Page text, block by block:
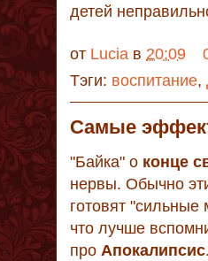
детей
от Lucia в 20:09
Тэги: воспитание,
Cамые
"Байка" о конце
нервы. Обычно
готовят "сильные
что лучше
про Апокалипсис